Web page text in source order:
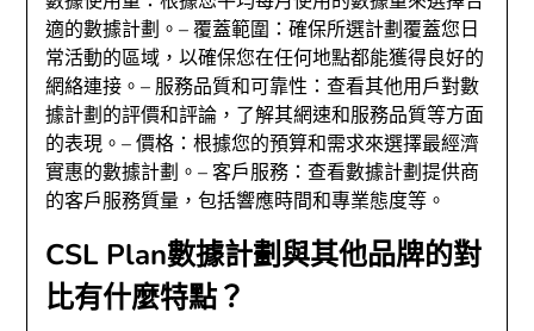
適的數據計劃。– 覆蓋範圍：確保所選計劃覆蓋您日
常活動的區域，以確保您在任何地點都能獲得良好的
網絡連接。– 服務品質和可靠性：查看其他用戶對數
據計劃的評價和評論，了解其網速和服務品質等方面
的表現。– 價格：根據您的預算和需求來選擇最經濟
實惠的數據計劃。– 客戶服務：查看數據計劃提供商
的客戶服務質量，包括響應時間和專業態度等。
CSL Plan數據計劃與其他品牌的對
比有什麼特點？